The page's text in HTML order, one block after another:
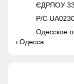
ЄДРПОУ
Р/С
Одесское
г.Одесса